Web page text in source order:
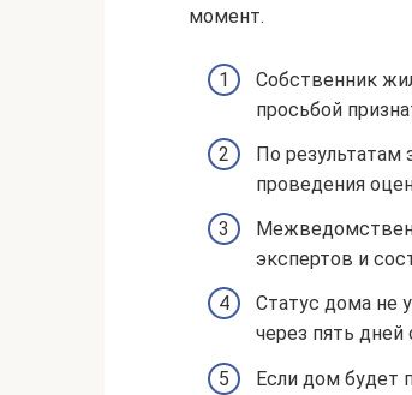
момент.
Собственник
просьбой
По результатам
проведения
экспертов и
Статус дома не
через пять
Если дом будет